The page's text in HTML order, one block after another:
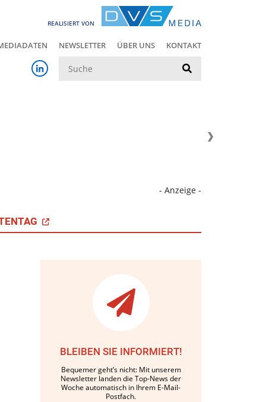
REALISIERT VON
NEWSLETTER ÜBER UNS KONTAKT
- Anzeige -
BLEIBEN SIE INFORMIERT!
Bequemer geht’s nicht: Mit unserem
Newsletter landen die Top-News der
Woche automatisch in Ihrem E-Mail-
Postfach.